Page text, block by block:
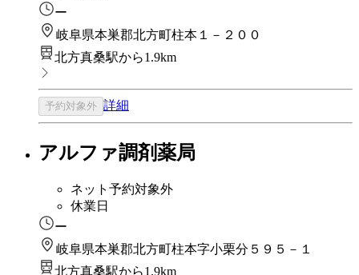
ー
岐阜県本巣郡北方町柱本１－２００
北方真桑駅から1.9km
予約対象外 詳細
アルファ調剤薬局
ネット予約対象外
休業日
ー
岐阜県本巣郡北方町柱本字小栗分５９５－１
北方真桑駅から1.9km